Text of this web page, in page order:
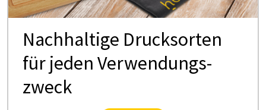
Nach­hal­ti­ge Drucks­or­ten
für je­den Ver­wen­dungs­
zweck